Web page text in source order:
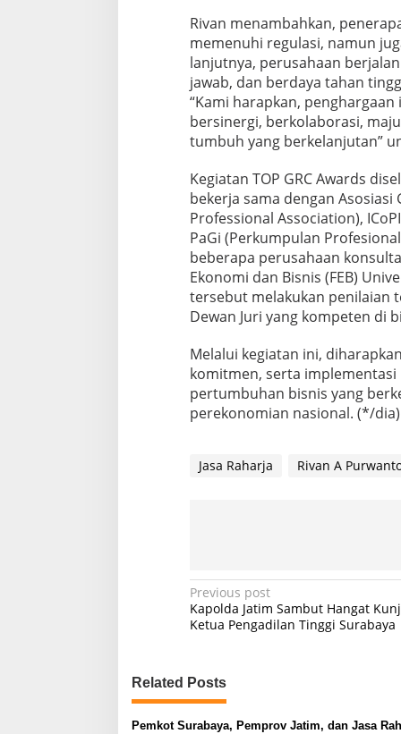
a
R
a
h
a
r
j
a
Rivan menambahkan,
memenuhi regulasi, namun
lanjutnya, perusahaan
jawab, dan berdaya tahan
“Kami harapkan,
bersinergi, berkolaborasi,
tumbuh yang berkelanjutan”
Kegiatan TOP GRC Awards
bekerja sama dengan Asosiasi
Professional Association),
PaGi (Perkumpulan
beberapa perusahaan
Ekonomi dan Bisnis (FEB)
tersebut melakukan penilaian
Dewan Juri yang kompeten di
Melalui kegiatan ini,
komitmen, serta implementasi
pertumbuhan bisnis yang
perekonomian nasional. (*/dia)
Jasa Raharja Rivan A
P
o
t
n
a
Previous post
Kapolda Jatim Sambut Hangat
Ketua Pengadilan Tinggi Surabaya
Related Posts
Pemkot Surabaya, Pemprov Jatim, dan Jasa